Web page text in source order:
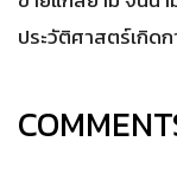
ประวัติศาสตร์เกิด